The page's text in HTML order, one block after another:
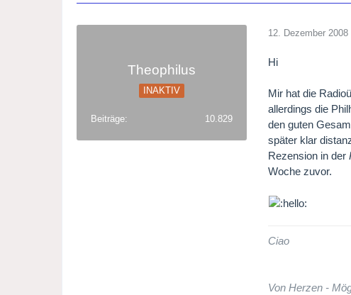
Theophilus
INAKTIV
Beiträge 10.829
12. Dezember 2008
Hi
Mir hat die
allerdings die
den guten
später klar
Rezension in der
Woche zuvor.
Ciao
Von Herzen -